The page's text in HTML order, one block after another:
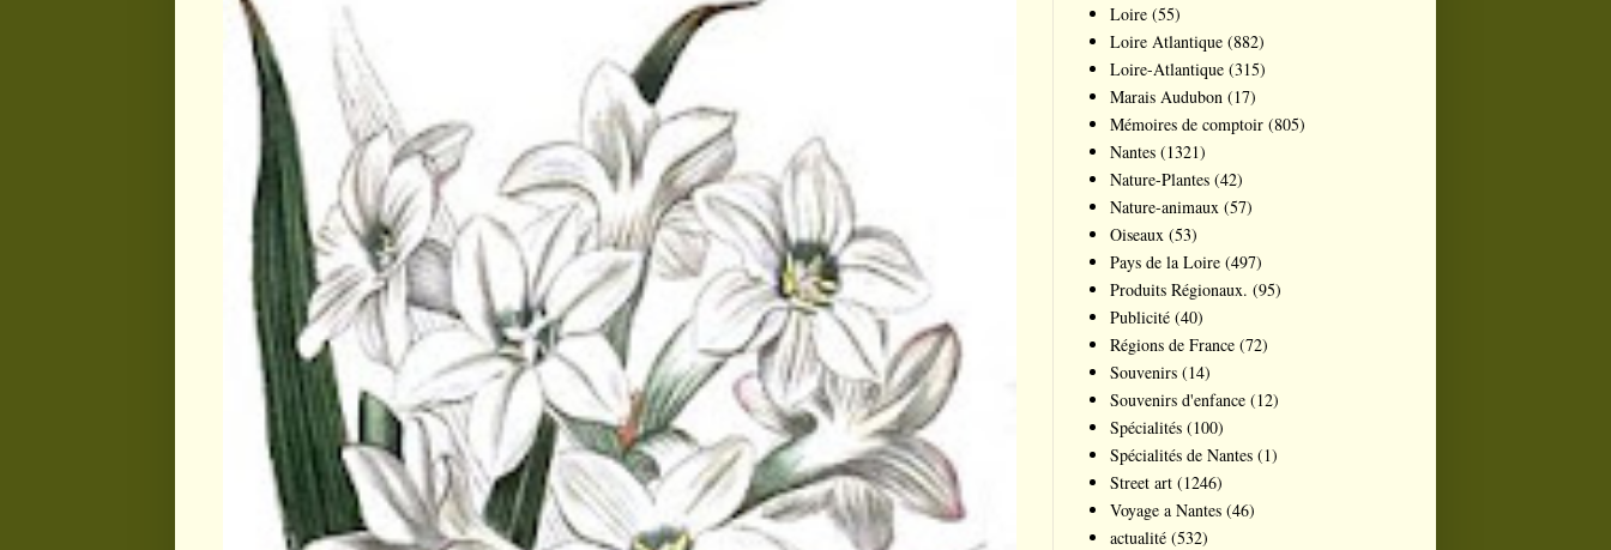
Loire (55)
Loire Atlantique (882)
Loire-Atlantique (315)
Marais Audubon (17)
Mémoires de comptoir (805)
Nantes (1321)
Nature-Plantes (42)
Nature-animaux (57)
Oiseaux (53)
Pays de la Loire (497)
Produits Régionaux. (95)
Publicité (40)
Régions de France (72)
Souvenirs (14)
Souvenirs d'enfance (12)
Spécialités (100)
Spécialités de Nantes (1)
Street art (1246)
Voyage a Nantes (46)
actualité (532)